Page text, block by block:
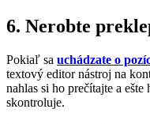
6. Nerobte
Pokiaľ sa uchádzate o
textový editor nástroj na
nahlas si ho prečítajte a
skontroluje.